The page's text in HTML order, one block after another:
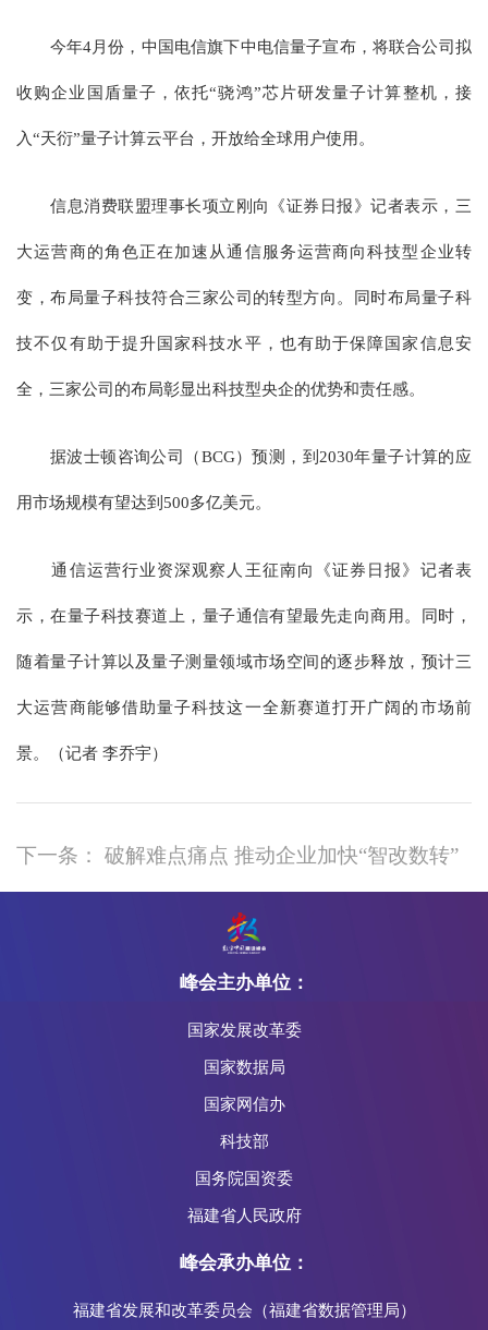
今年4月份，中国电信旗下中电信量子宣布，将联合公司拟
收购企业国盾量子，依托“骁鸿”芯片研发量子计算整机，接
入“天衍”量子计算云平台，开放给全球用户使用。
信息消费联盟理事长项立刚向《证券日报》记者表示，三
大运营商的角色正在加速从通信服务运营商向科技型企业转
变，布局量子科技符合三家公司的转型方向。同时布局量子科
技不仅有助于提升国家科技水平，也有助于保障国家信息安
全，三家公司的布局彰显出科技型央企的优势和责任感。
据波士顿咨询公司（BCG）预测，到2030年量子计算的应
用市场规模有望达到500多亿美元。
通信运营行业资深观察人王征南向《证券日报》记者表
示，在量子科技赛道上，量子通信有望最先走向商用。同时，
随着量子计算以及量子测量领域市场空间的逐步释放，预计三
大运营商能够借助量子科技这一全新赛道打开广阔的市场前
景。（记者 李乔宇）
下一条： 破解难点痛点 推动企业加快“智改数转”
峰会主办单位：
国家发展改革委
国家数据局
国家网信办
科技部
国务院国资委
福建省人民政府
峰会承办单位：
福建省发展和改革委员会（福建省数据管理局）